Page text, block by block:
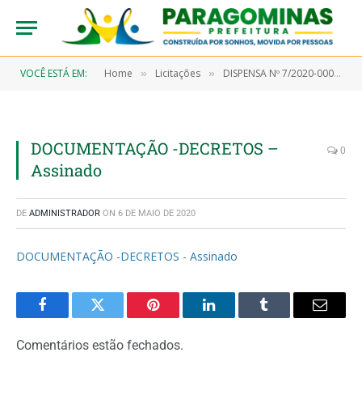
VOCÊ ESTÁ EM: Home » Licitações » DISPENSA Nº 7/2020-00027 (Aquisição de teste rápido para serem utilizados na triagem dos pacientes que apresentarem sintomas com quadro clínico sugestivo ao Covid-19)
DOCUMENTAÇÃO -DECRETOS –
Assinado
0
DE ADMINISTRADOR ON 6 DE MAIO DE 2020
DOCUMENTAÇÃO -DECRETOS - Assinado
FacebookTwitter Pinterest LinkedInTumblr Email
Comentários estão fechados.